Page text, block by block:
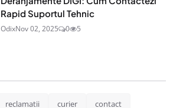
Rapid Suportul Tehnic
OdixNov 02, 2025 0 5
reclamatii curier contact